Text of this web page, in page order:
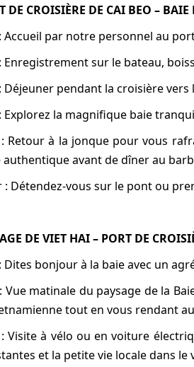
DE CROISIÈRE DE CAI BEO –
Accueil par notre personnel au
: Enregistrement sur le bateau,
: Déjeuner pendant la croisière
Explorez la magnifique baie
: Retour à la jonque pour vous
avant de dîner au
: Détendez-vous sur le pont ou
DE VIET HAI – PORT DE
Dites bonjour à la baie avec un
: Vue matinale du paysage de la
tout en vous rendant
: Visite à vélo ou en voiture
et la petite vie locale dans le